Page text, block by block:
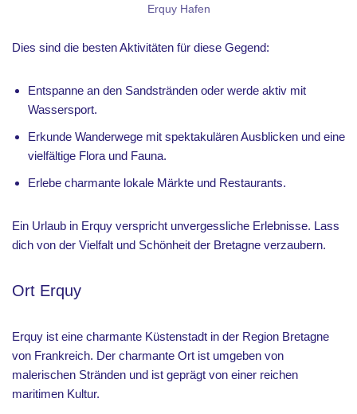
Erquy Hafen
Dies sind die besten Aktivitäten für diese Gegend:
Entspanne an den Sandstränden oder werde aktiv mit
Wassersport.
Erkunde Wanderwege mit spektakulären Ausblicken und eine
vielfältige Flora und Fauna.
Erlebe charmante lokale Märkte und Restaurants.
Ein Urlaub in Erquy verspricht unvergessliche Erlebnisse. Lass
dich von der Vielfalt und Schönheit der Bretagne verzaubern.
Ort Erquy
Erquy ist eine charmante Küstenstadt in der Region Bretagne
von Frankreich. Der charmante Ort ist umgeben von
malerischen Stränden und ist geprägt von einer reichen
maritimen Kultur.